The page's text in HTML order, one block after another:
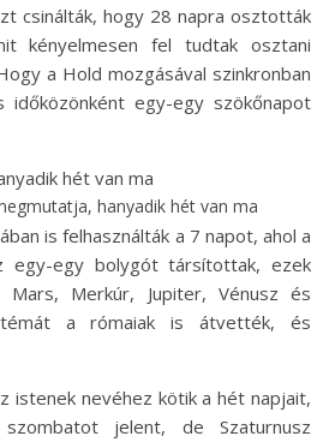
csinálták, hogy 28 napra osztották
kényelmesen fel tudtak osztani
a Hold mozgásával szinkronban
időközönként egy-egy szökőnapot
hanyadik hét van ma
is felhasználták a 7 napot, ahol a
egy-egy bolygót társítottak, ezek
Merkúr, Jupiter, Vénusz és
a rómaiak is átvették, és
istenek nevéhez kötik a hét napjait,
jelent, de Szaturnusz